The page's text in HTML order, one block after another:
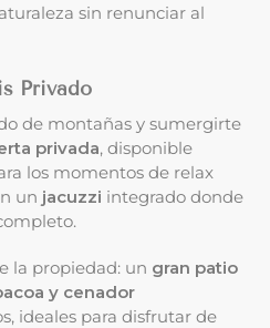
sin renunciar al
Privado
de montañas y sumergirte
privada, disponible
los momentos de relax
un jacuzzi integrado donde
la propiedad: un gran patio
y cenador
ideales para disfrutar de